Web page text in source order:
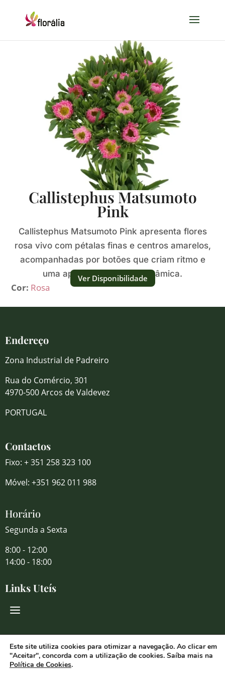
Callistephus Matsumoto
Pink
Callistephus Matsumoto Pink apresenta flores
rosa vivo com pétalas finas e centros amarelos,
acompanhadas por botões que criam ritmo e
uma aparência fresca e dinâmica.
Cor: Rosa
Ver Disponibilidade
Endereço
Zona Industrial de Padreiro
Rua do Comércio, 301
4970-500 Arcos de Valdevez
PORTUGAL
Contactos
Fixo: + 351 258 323 100
Móvel: +351 962 011 988
Horário
Segunda a Sexta
8:00 - 12:00
14:00 - 18:00
Links Uteís
Redes Sociais
Este site utiliza cookies para otimizar a navegação. Ao clicar em
"Aceitar", concorda com a utilização de cookies. Saíba mais na
Política de Cookies.